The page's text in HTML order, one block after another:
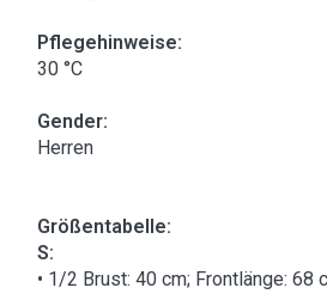
Pflegehinweise:
30 °C
Gender:
Herren
Größentabelle:
S:
• 1/2 Brust: 40 cm; Frontlänge: 68